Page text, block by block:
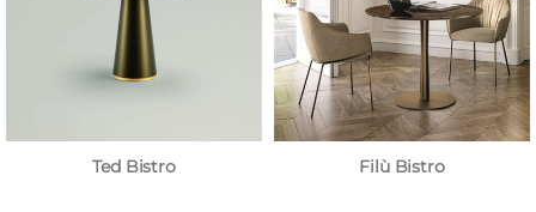
Ted Bistro Filù Bistro